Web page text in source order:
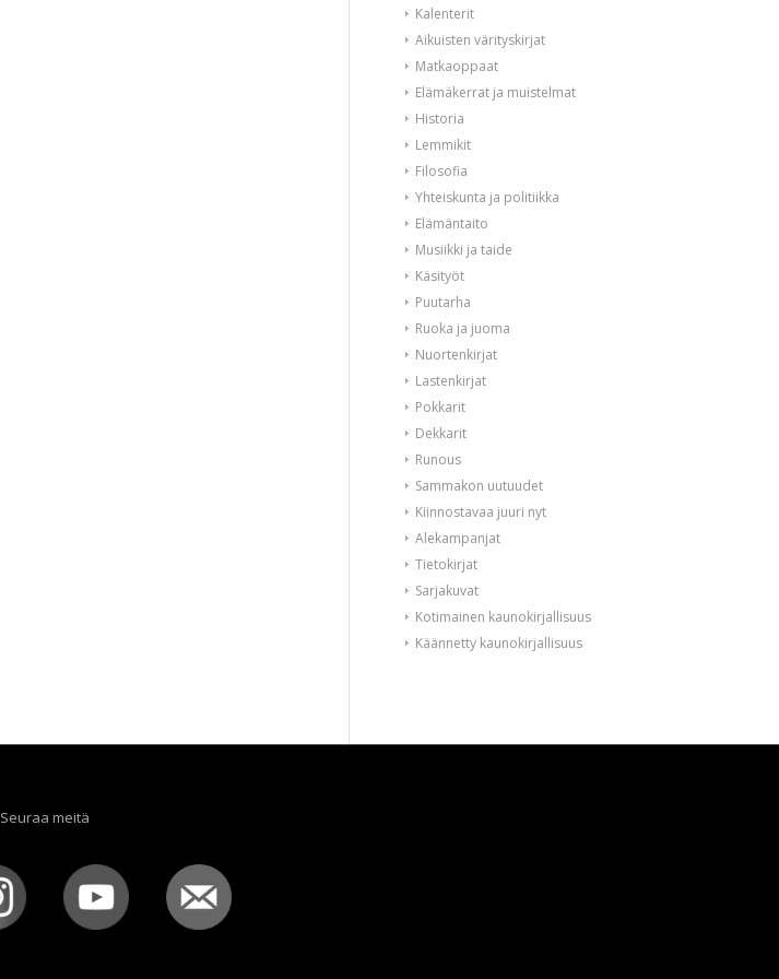
Kalenterit
Aikuisten värityskirjat
Matkaoppaat
Elämäkerrat ja muistelmat
Historia
Lemmikit
Filosofia
Yhteiskunta ja politiikka
Elämäntaito
Musiikki ja taide
Käsityöt
Puutarha
Ruoka ja juoma
Nuortenkirjat
Lastenkirjat
Pokkarit
Dekkarit
Runous
Sammakon uutuudet
Kiinnostavaa juuri nyt
Alekampanjat
Tietokirjat
Sarjakuvat
Kotimainen kaunokirjallisuus
Käännetty kaunokirjallisuus
Seuraa meitä